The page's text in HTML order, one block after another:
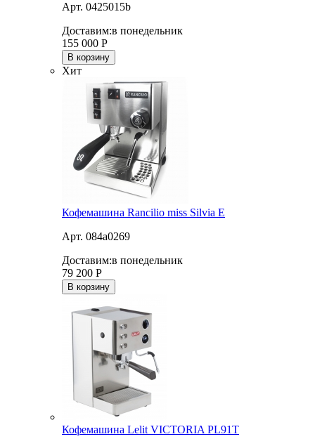
Арт. 0425015b
Доставим:в понедельник
155 000 Р
В корзину
Хит
Кофемашина Rancilio miss Silvia E
Арт. 084a0269
Доставим:в понедельник
79 200 Р
В корзину
Кофемашина Lelit VICTORIA PL91T